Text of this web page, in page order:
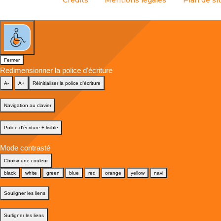
Fermer
Redimensionner la police d'écriture
A- A+ Réinitialiser la police d'écriture
Navigation au clavier
Police d'écriture + lisible
Mode contrasté
Choisir une couleur
black white green blue red orange yellow navi
Souligner les liens
Surligner les liens